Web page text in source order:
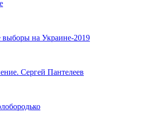
выборы на Украине-2019
Сергей Пантелеев